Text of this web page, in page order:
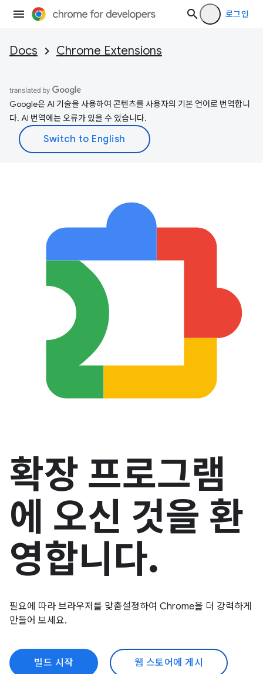
로그인
Docs Chrome Extensions
Google은 AI 기술을 사용하여 콘텐츠를 사용자의 기본 언어로 번역합니
다. AI 번역에는 오류가 있을 수 있습니다.
확장 프로그램
에 오신 것을 환
영합니다.
필요에 따라 브라우저를 맞춤설정하여 Chrome을 더 강력하게
만들어 보세요.
빌드 시작 웹 스토어에 게시